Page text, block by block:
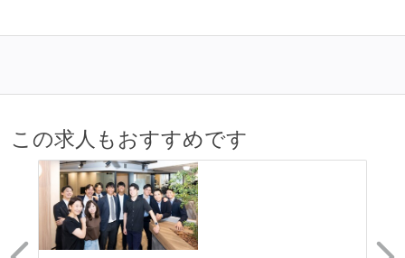
この求人もおすすめです